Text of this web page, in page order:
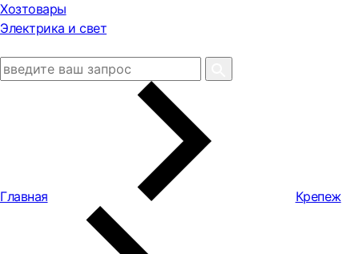
Хозтовары
Электрика и свет
Главная Крепеж